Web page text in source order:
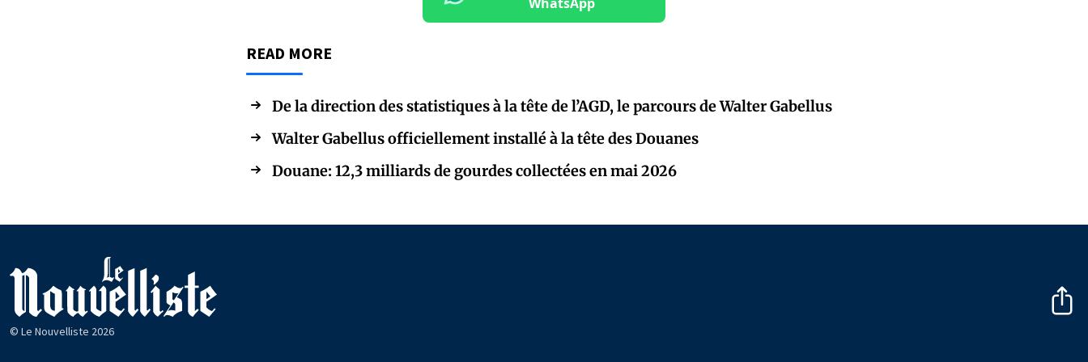
READ MORE
De la direction des statistiques à la tête de l’AGD, le parcours de Walter Gabellus
Walter Gabellus officiellement installé à la tête des Douanes
Douane: 12,3 milliards de gourdes collectées en mai 2026
© Le Nouvelliste 2026